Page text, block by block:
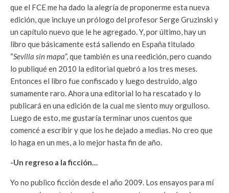
que el FCE me ha dado la alegría de proponerme esta nueva
edición, que incluye un prólogo del profesor Serge Gruzinski y
un capítulo nuevo que le he agregado. Y, por último, hay un
libro que básicamente está saliendo en España titulado
“Sevilla sin mapa”, que también es una reedición, pero cuando
lo publiqué en 2010 la editorial quebró a los tres meses.
Entonces el libro fue confiscado y luego destruido, algo
sumamente raro. Ahora una editorial lo ha rescatado y lo
publicará en una edición de la cual me siento muy orgulloso.
Luego de esto, me gustaría terminar unos cuentos que
comencé a escribir y que los he dejado a medias. No creo que
lo haga en un mes, a lo mejor hasta fin de año.
-Un regreso a la ficción…
Yo no publico ficción desde el año 2009. Los ensayos para mí